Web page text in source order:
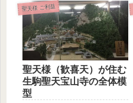
聖天様 ご利益
聖天様（歓喜天）が住む
生駒聖天宝山寺の全体模
型